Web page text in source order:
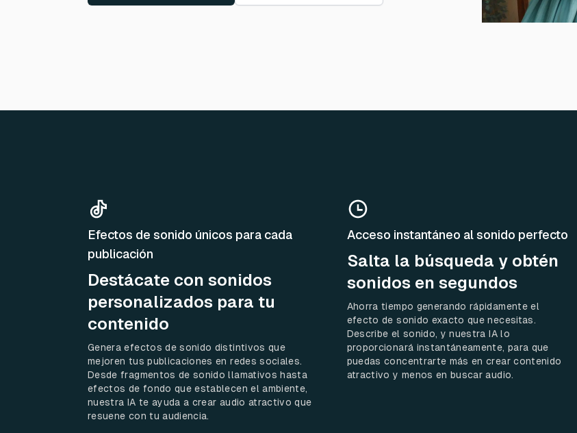
Efectos de sonido únicos para cada
publicación
Destácate con sonidos
personalizados para tu
contenido
Genera efectos de sonido distintivos que
mejoren tus publicaciones en redes sociales.
Desde fragmentos de sonido llamativos hasta
efectos de fondo que establecen el ambiente,
nuestra IA te ayuda a crear audio atractivo que
resuene con tu audiencia.
Acceso instantáneo al sonido perfecto
Salta la búsqueda y obtén
sonidos en segundos
Ahorra tiempo generando rápidamente el
efecto de sonido exacto que necesitas.
Describe el sonido, y nuestra IA lo
proporcionará instantáneamente, para que
puedas concentrarte más en crear contenido
atractivo y menos en buscar audio.